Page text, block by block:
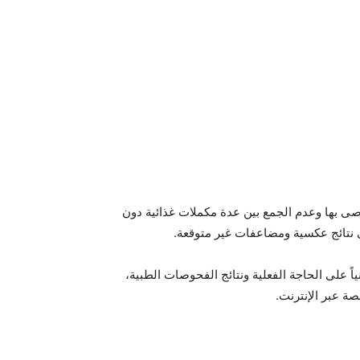
بها وعدم الجمع بين عدة مكملات غذائية دون
عكسية ومضاعفات غير متوقعة.
على الحاجة الفعلية ونتائج الفحوصات الطبية،
عبر الإنترنت.